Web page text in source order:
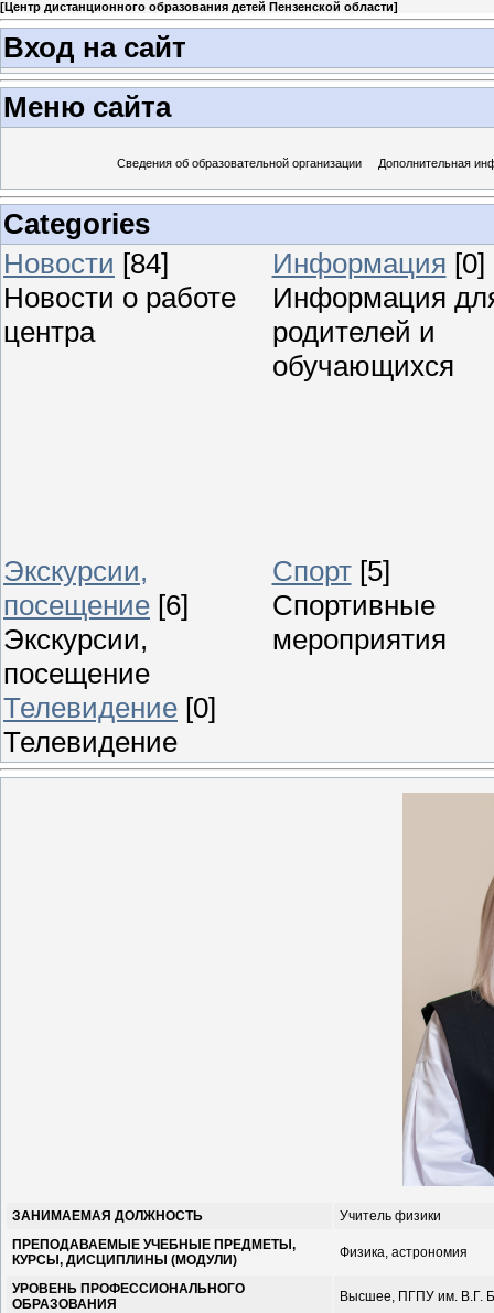
[Центр дистанционного образования детей Пензенской области]
Вход на сайт
Меню сайта
Сведения об образовательной организации Дополнительная
Categories
Новости [84]
Новости о работе
центра
Информация [0]
Информация
родителей и
обучающихся
Экскурсии,
посещение [6]
Экскурсии,
посещение
Спорт [5]
Спортивные
мероприятия
Телевидение [0]
Телевидение
ЗАНИМАЕМАЯ ДОЛЖНОСТЬ
Учитель физики
ПРЕПОДАВАЕМЫЕ УЧЕБНЫЕ ПРЕДМЕТЫ,
КУРСЫ, ДИСЦИПЛИНЫ (МОДУЛИ)
Физика, астрономия
УРОВЕНЬ ПРОФЕССИОНАЛЬНОГО
ОБРАЗОВАНИЯ
Высшее, ПГПУ им. В.Г.